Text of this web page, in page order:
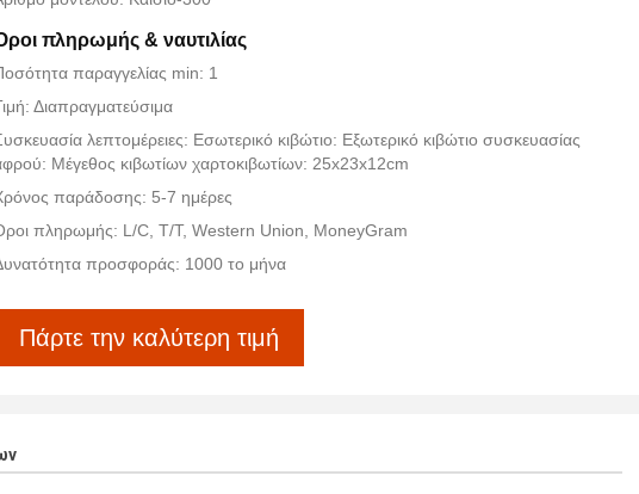
πληρωμής & ναυτιλίας
παραγγελίας min: 1
Διαπραγματεύσιμα
λεπτομέρειες: Εσωτερικό κιβώτιο: Εξωτερικό κιβώτιο συσκευασίας
Μέγεθος κιβωτίων χαρτοκιβωτίων: 25x23x12cm
παράδοσης: 5-7 ημέρες
πληρωμής: L/C, T/T, Western Union, MoneyGram
προσφοράς: 1000 το μήνα
Πάρτε την καλύτερη τιμή